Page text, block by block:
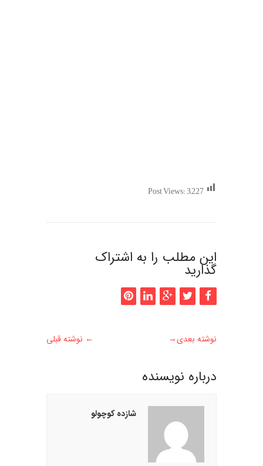
Post Views:3,227
این مطلب را به اشتراک
گذارید
← نوشته قبلی نوشته بعدی→
درباره نويسنده
شازده کوچولو